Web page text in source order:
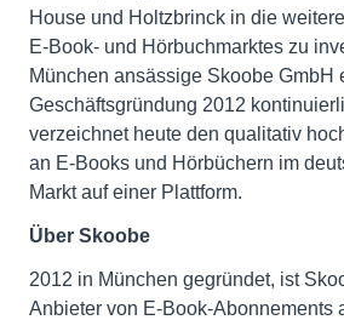
House und Holtzbrinck in die
E-Book- und Hörbuchmarktes zu
München ansässige Skoobe GmbH
Geschäftsgründung 2012
verzeichnet heute den qualitativ
an E-Books und Hörbüchern im
Markt auf einer Plattform.
Über Skoobe
2012 in München gegründet, ist
Anbieter von E-Book-Abonnements